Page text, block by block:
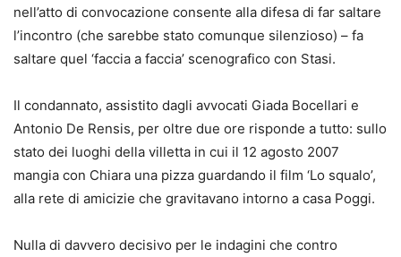
nell’atto di convocazione consente alla difesa di far saltare
l’incontro (che sarebbe stato comunque silenzioso) – fa
saltare quel ‘faccia a faccia’ scenografico con Stasi.
Il condannato, assistito dagli avvocati Giada Bocellari e
Antonio De Rensis, per oltre due ore risponde a tutto: sullo
stato dei luoghi della villetta in cui il 12 agosto 2007
mangia con Chiara una pizza guardando il film ‘Lo squalo’,
alla rete di amicizie che gravitavano intorno a casa Poggi.
Nulla di davvero decisivo per le indagini che contro